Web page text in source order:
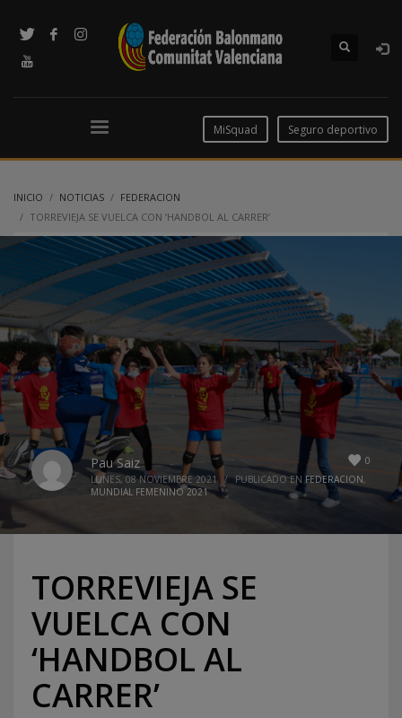
MiSquad Seguro deportivo
INICIO NOTICIAS
FEDERACION
TORREVIEJA SE VUELCA CON ‘HANDBOL AL CARRER’
0
Pau Saiz
LUNES, 08 NOVIEMBRE 2021 / PUBLICADO EN FEDERACION,
MUNDIAL FEMENINO 2021
TORREVIEJA SE
VUELCA CON
‘HANDBOL AL
CARRER’